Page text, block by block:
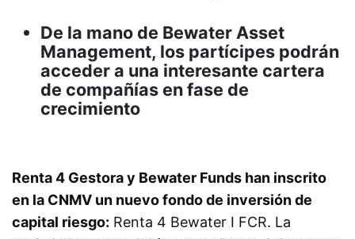
De la mano de Bewater Asset
Management, los partícipes podrán
acceder a una interesante cartera
de compañías en fase de
crecimiento
Renta 4 Gestora y Bewater Funds han inscrito
en la CNMV un nuevo fondo de inversión de
capital riesgo: Renta 4 Bewater I FCR. La